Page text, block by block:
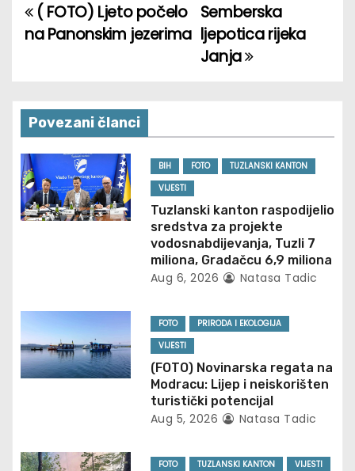
P
t
n
a
v
a
t
i
n
Semberska
ljepotica rijeka
Janja
( FOTO) Ljeto počelo
na Panonskim jezerima
Povezani članci
BIH FOTO
TUZLANSKI KANTON
VIJESTI
Tuzlanski kanton raspodijelio
sredstva za projekte
vodosnabdijevanja, Tuzli 7
miliona, Gradačcu 6,9 miliona
Aug 6, 2026 Natasa Tadic
FOTO
PRIRODA I EKOLOGIJA
VIJESTI
(FOTO) Novinarska regata na
Modracu: Lijep i neiskorišten
turistički potencijal
Aug 5, 2026 Natasa Tadic
FOTO TUZLANSKI KANTON VIJESTI